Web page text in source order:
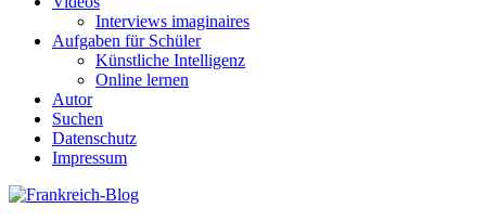
Interviews imaginaires
Aufgaben für Schüler
Künstliche Intelligenz
Online lernen
Autor
Suchen
Datenschutz
Impressum